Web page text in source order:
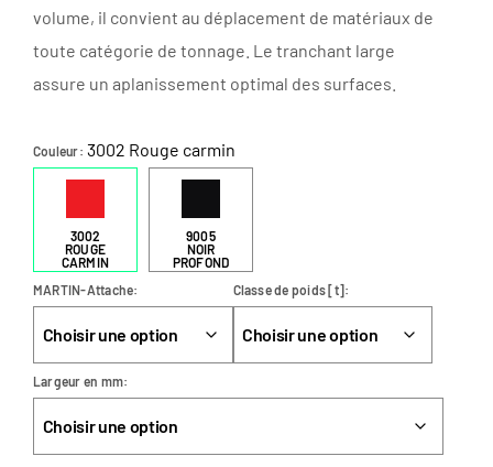
volume, il convient au déplacement de matériaux de
toute catégorie de tonnage. Le tranchant large
assure un aplanissement optimal des surfaces.
Couleur 3002 Rouge carmin
3002
ROUGE
CARMIN
9005
NOIR
PROFOND
MARTIN-Attache
Classe de poids [t]
Largeur en mm